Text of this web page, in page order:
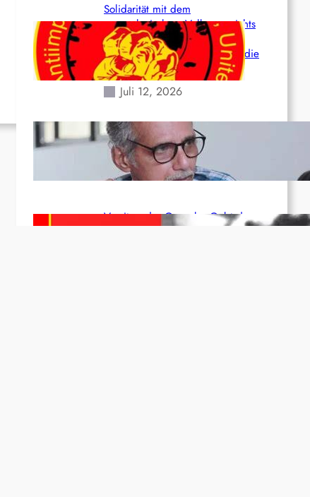
Solidarität mit dem
venezolanischem Volk angesichts
der verlorenen Leben und der
katastrophalen Situation durch die
Erdbeben des 24. Juni!
Juli 12, 2026
Indien: „Die Politik der
Kapitulation“ von K. Murali (Ajith)
Juli 1, 2026
Vorsitzender Gonzalo: Gebt das
Leben für die Partei und die